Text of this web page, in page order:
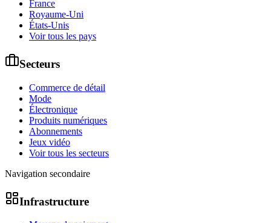
France
Royaume-Uni
États-Unis
Voir tous les pays
Secteurs
Commerce de détail
Mode
Électronique
Produits numériques
Abonnements
Jeux vidéo
Voir tous les secteurs
Navigation secondaire
Infrastructure